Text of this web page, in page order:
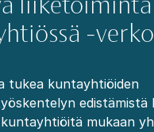
liiketoiminta
-
tukea kuntayhtiöiden
edistämistä
mukaan